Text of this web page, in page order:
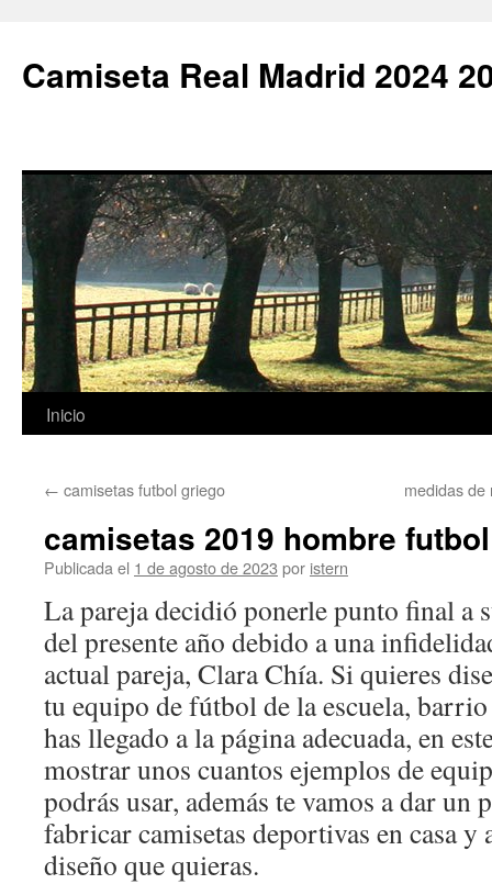
Camiseta Real Madrid 2024
Saltar
contenido
Inicio
← camisetas futbol griego medidas
camisetas 2019 hombre futbol
Publicada el 1 de agosto de 2023 por istern
La pareja decidió ponerle punto final a
del presente año debido a una
actual pareja, Clara Chía. Si quieres
tu equipo de fútbol de la escuela,
has llegado a la página adecuada, en
mostrar unos cuantos ejemplos de
podrás usar, además te vamos a dar un
fabricar camisetas deportivas en casa y
diseño que quieras.